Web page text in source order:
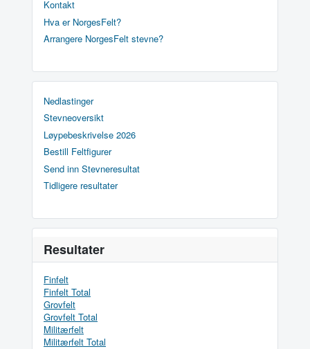
Kontakt
Hva er NorgesFelt?
Arrangere NorgesFelt stevne?
Nedlastinger
Stevneoversikt
Løypebeskrivelse 2026
Bestill Feltfigurer
Send inn Stevneresultat
Tidligere resultater
Resultater
Finfelt
Finfelt Total
Grovfelt
Grovfelt Total
Militærfelt
Militærfelt Total